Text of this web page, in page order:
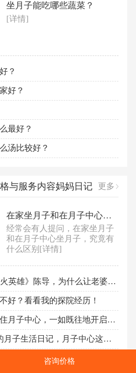
坐月子能吃哪些蔬菜？
[详情]
？
好？
最好？
汤比较好？
与服务内容妈妈日记 更多
在家坐月子和在月子中心坐月子，究竟有什么区别？
经常会有人提问，在家坐月子
和在月子中心坐月子，究竟有
什么区别 [详情]
，为什么让老婆在爱帝宫，坐了50多天月子？
好？看看我的探院经历！
中心，一如既往地开启“度假模式”！
活日记，月子中心这些细节最打动人！
管宝宝amazing的月子生活啦！
咨询价格